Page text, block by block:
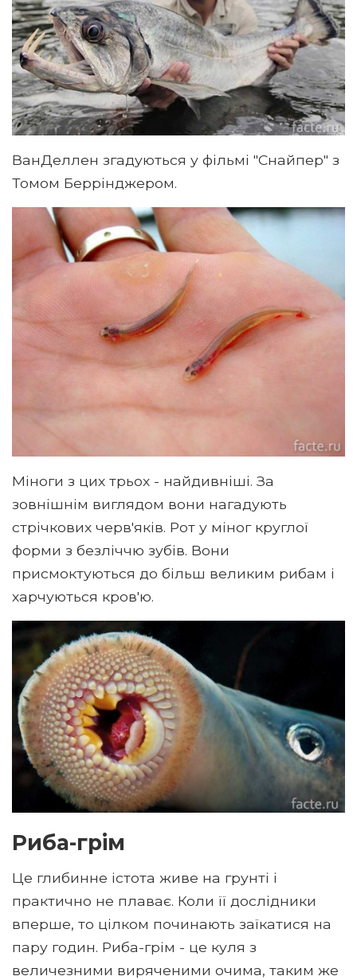
ВанДеллен згадуються у фільмі "Снайпер" з
Томом Беррінджером.
Міноги з цих трьох - найдивніші. За
зовнішнім виглядом вони нагадують
стрічкових черв'яків. Рот у міног круглої
форми з безліччю зубів. Вони
присмоктуються до більш великим рибам і
харчуються кров'ю.
Риба-грім
Це глибинне істота живе на грунті і
практично не плаває. Коли її дослідники
вперше, то цілком починають заїкатися на
пару годин. Риба-грім - це куля з
величезними виряченими очима, таким же